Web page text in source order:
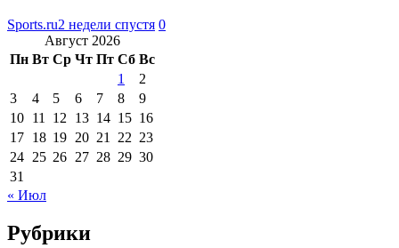
Sports.ru2 недели спустя 0
Август 2026
Пн Вт Ср Чт Пт Сб Вс
1
2
3
4 5 6 7 8
9
10 11 12 13 14 15 16
17 18 19 20 21 22 23
24 25 26 27 28 29 30
31
« Июл
Рубрики